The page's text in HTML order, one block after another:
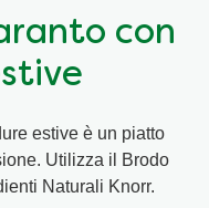
con
estive è un piatto
Utilizza il Brodo
Naturali Knorr.